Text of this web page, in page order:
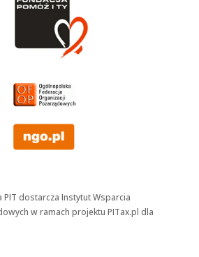
PIT dostarcza Instytut Wsparcia
w ramach projektu PITax.pl dla